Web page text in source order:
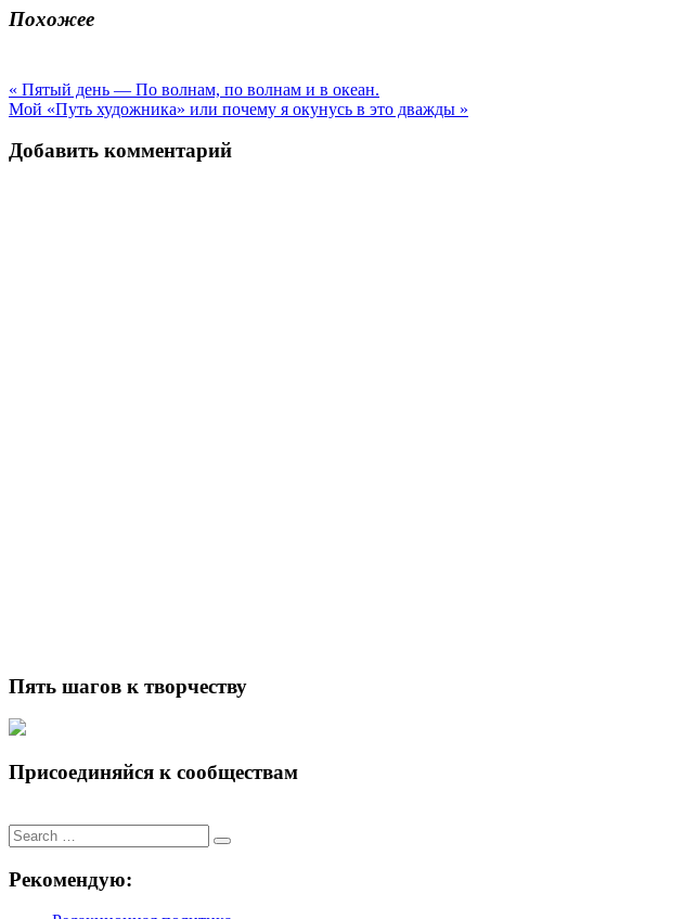
Похожее
Навигация
по
записям
« Пятый день — По волнам, по волнам и в океан.
Мой «Путь художника» или почему я окунусь в это дважды »
Добавить комментарий
Пять шагов к творчеству
Присоединяйся к сообществам
Search
for:
Рекомендую: